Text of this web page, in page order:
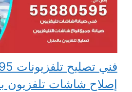
فني
إصلاح شاشات تلفزيون